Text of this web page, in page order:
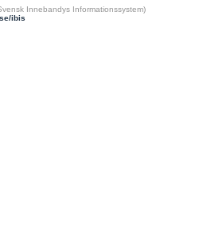
Innebandys Informationssystem)
ibis